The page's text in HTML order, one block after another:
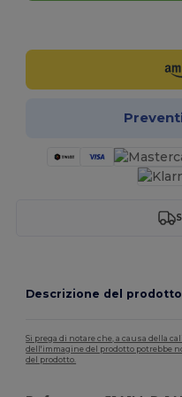
Descrizione del prodotto
Si prega di notare che, a causa della
dell'immagine del prodotto potrebbe
del prodotto.